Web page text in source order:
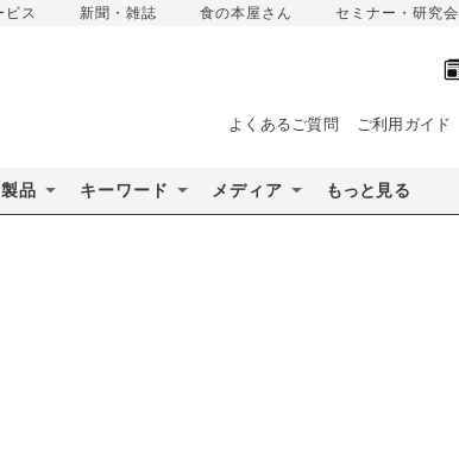
ビス 新聞・雑誌 食の本屋さん セミナー・研究会
よくあるご質問 ご利用ガイド
品 キーワード メディア もっと見る